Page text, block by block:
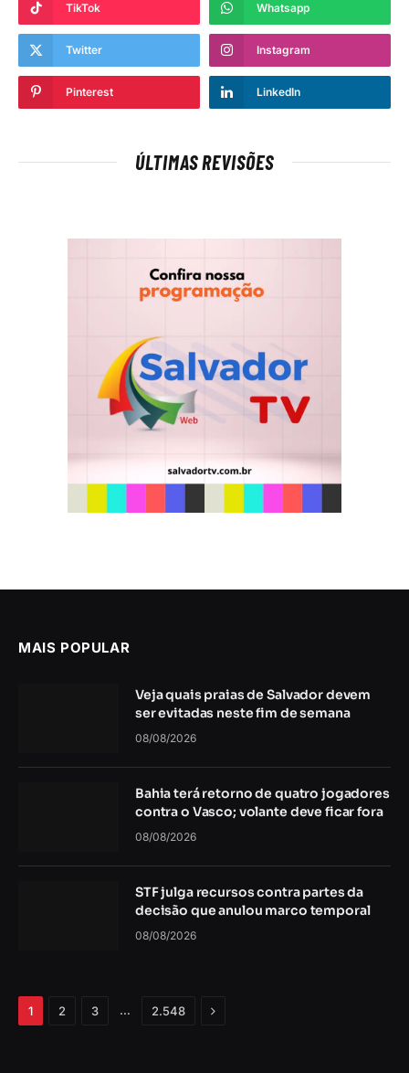
TikTok Whatsapp
Twitter Instagram
Pinterest LinkedIn
ÚLTIMAS REVISÕES
MAIS POPULAR
Veja quais praias de Salvador devem
ser evitadas neste fim de semana
08/08/2026
Bahia terá retorno de quatro jogadores
contra o Vasco; volante deve ficar fora
08/08/2026
STF julga recursos contra partes da
decisão que anulou marco temporal
08/08/2026
1 2 3 … 2.548 Próximo